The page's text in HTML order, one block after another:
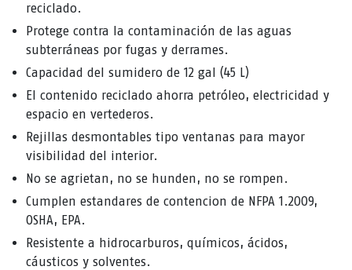
reciclado.
Protege contra la contaminación de las aguas
subterráneas por fugas y derrames.
Capacidad del sumidero de 12 gal (45 L)
El contenido reciclado ahorra petróleo, electricidad y
espacio en vertederos.
Rejillas desmontables tipo ventanas para mayor
visibilidad del interior.
No se agrietan, no se hunden, no se rompen.
Cumplen estandares de contencion de NFPA 1.2009,
OSHA, EPA.
Resistente a hidrocarburos, químicos, ácidos,
cáusticos y solventes.